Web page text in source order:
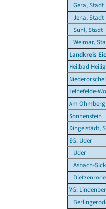
Gera, Stadt
Jena, Stadt
Suhl, Stadt
Weimar,
Landkreis
Heilbad
Niederorschel
Leinefelde-
Am Ohmberg
Sonnenstein
Dingelstädt,
EG: Uder
Uder
Asbach-
VG: